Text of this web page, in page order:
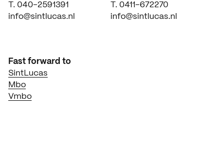
T. 040-2591391
info@sintlucas.nl
T. 0411-672270
info@sintlucas.nl
Fast forward to
SintLucas
Mbo
Vmbo